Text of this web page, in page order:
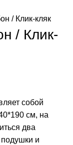
/ Клик-кляк
/ Клик-
собой
см, на
два
и